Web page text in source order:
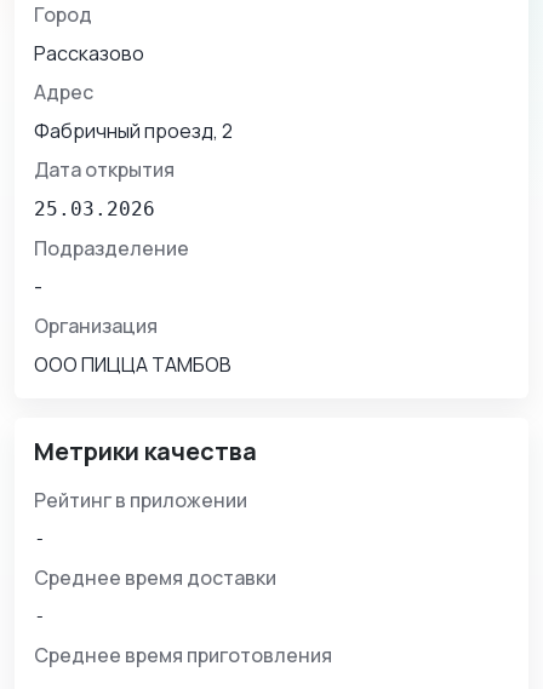
Город
Рассказово
Адрес
Фабричный проезд, 2
Дата открытия
25.03.2026
Подразделение
-
Организация
ООО ПИЦЦА ТАМБОВ
Метрики качества
Рейтинг в приложении
-
Среднее время доставки
-
Среднее время приготовления